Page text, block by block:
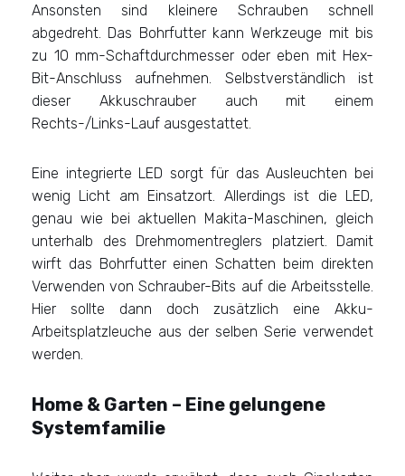
Ansonsten sind kleinere Schrauben schnell
abgedreht. Das Bohrfutter kann Werkzeuge mit bis
zu 10 mm-Schaftdurchmesser oder eben mit Hex-
Bit-Anschluss aufnehmen. Selbstverständlich ist
dieser Akkuschrauber auch mit einem
Rechts-/Links-Lauf ausgestattet.
Eine integrierte LED sorgt für das Ausleuchten bei
wenig Licht am Einsatzort. Allerdings ist die LED,
genau wie bei aktuellen Makita-Maschinen, gleich
unterhalb des Drehmomentreglers platziert. Damit
wirft das Bohrfutter einen Schatten beim direkten
Verwenden von Schrauber-Bits auf die Arbeitsstelle.
Hier sollte dann doch zusätzlich eine Akku-
Arbeitsplatzleuche aus der selben Serie verwendet
werden.
Home & Garten – Eine gelungene
Systemfamilie